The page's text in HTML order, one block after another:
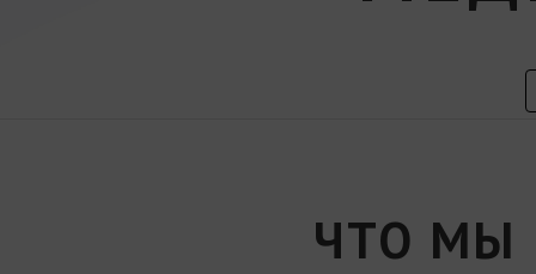
ЧТО МЫ